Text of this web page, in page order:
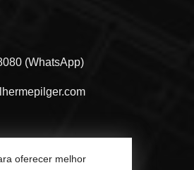
(WhatsApp)
oferecer melhor